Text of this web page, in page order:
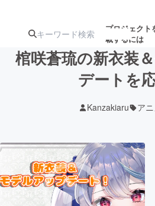
プロジェクト
載するには
ジェクト
アート・写真
テクノロジー・ガジェット
棺咲蒼琉の新衣装
デートを
Kanzakiaru ア